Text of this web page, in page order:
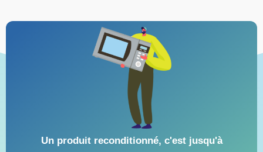
Un produit reconditionné, c'est jusqu'à